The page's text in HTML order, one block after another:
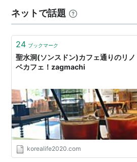
人も並んでなかったので一か八か
ら合ってました笑 しばらくすると
間くらいかかる…
ネットで話題
24 ブックマーク
聖水洞(ソンスドン)カフェ通りのリノ
ベカフェ！zagmachi
korealife2020.com